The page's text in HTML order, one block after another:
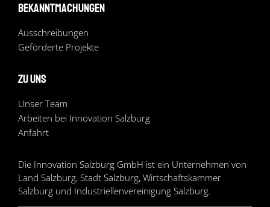
Bekanntmachungen
Ausschreibungen
Geförderte Projekte
Zu uns
Unser Team
Arbeiten bei Innovation Salzburg
Anfahrt
Die Innovation Salzburg GmbH ist ein Unternehmen von
Land Salzburg, Stadt Salzburg, Wirtschaftskammer
Salzburg und Industriellenvereinigung Salzburg.